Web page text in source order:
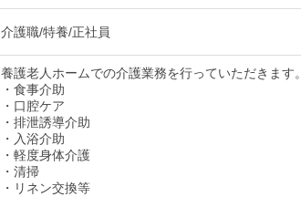
介護職/特養/正社員
養護老人ホームでの介護業務を行っていただきます。
・食事介助
・口腔ケア
・排泄誘導介助
・入浴介助
・軽度身体介護
・清掃
・リネン交換等